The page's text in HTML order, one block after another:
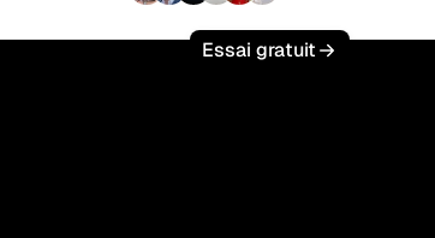
Essai gratuit